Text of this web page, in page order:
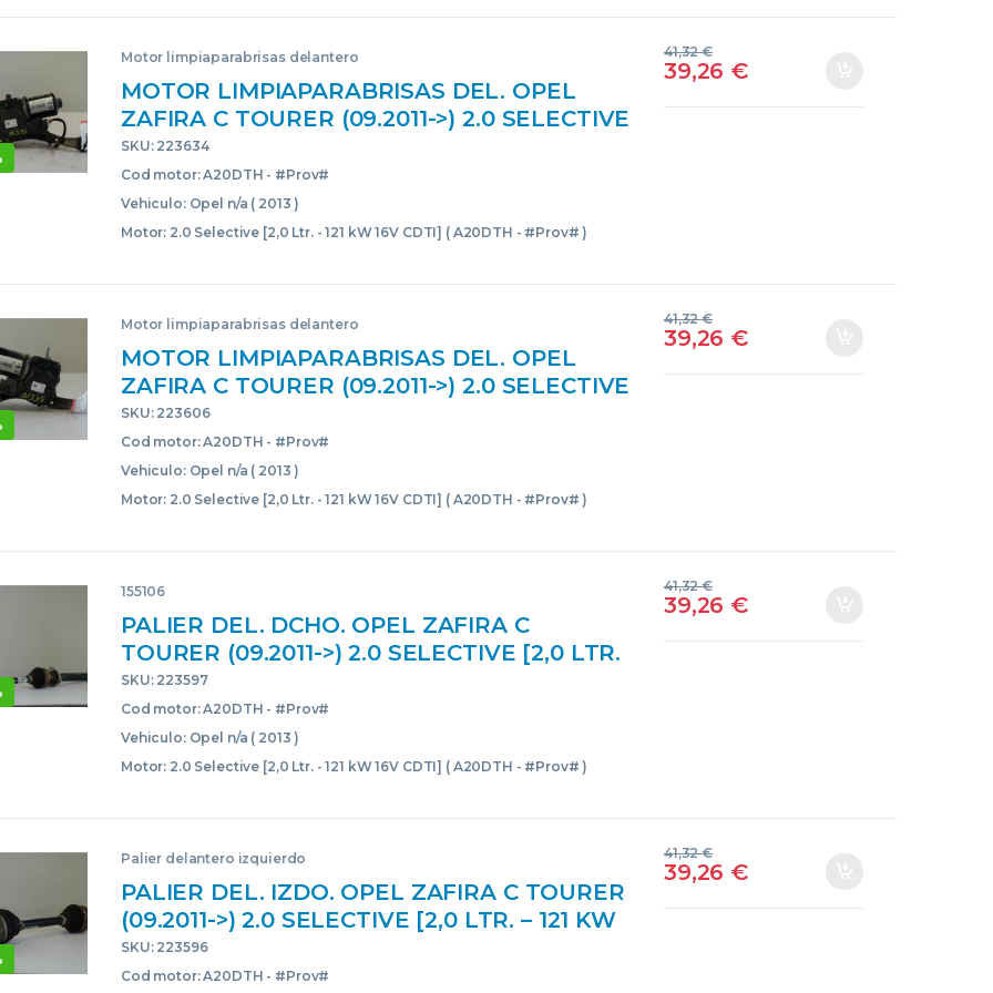
Motor limpiaparabrisas delantero
MOTOR LIMPIAPARABRISAS DEL. OPEL
ZAFIRA C TOURER (09.2011->) 2.0 SELECTIVE
[2,0 LTR. – 121 KW 16V CDTI] A20DTH –
#PROV# A20DTHPROV W000027364
NEGRO DELANTERAS DELANTEROS
SKU: 223634
Cod motor: A20DTH - #Prov#
Vehiculo: Opel n/a ( 2013 )
Motor: 2.0 Selective [2,0 Ltr. - 121 kW 16V CDTI] ( A20DTH - #Prov# )
39,26 €
41,32€
Motor limpiaparabrisas delantero
MOTOR LIMPIAPARABRISAS DEL. OPEL
ZAFIRA C TOURER (09.2011->) 2.0 SELECTIVE
[2,0 LTR. – 121 KW 16V CDTI] A20DTH –
#PROV# A20DTHPROV W000027365
NEGRO DELANTERAS DELANTEROS
SKU: 223606
Cod motor: A20DTH - #Prov#
Vehiculo: Opel n/a ( 2013 )
Motor: 2.0 Selective [2,0 Ltr. - 121 kW 16V CDTI] ( A20DTH - #Prov# )
39,26 €
41,32€
155106
PALIER DEL. DCHO. OPEL ZAFIRA C
TOURER (09.2011->) 2.0 SELECTIVE [2,0 LTR.
– 121 KW 16V CDTI] A20DTH – #PROV#
A20DTHPROV 10239823 NEGRO CARDAN
DELANTERO DERECHO TRASMISION
SKU: 223597
Cod motor: A20DTH - #Prov#
Vehiculo: Opel n/a ( 2013 )
Motor: 2.0 Selective [2,0 Ltr. - 121 kW 16V CDTI] ( A20DTH - #Prov# )
39,26 €
41,32€
Palier delantero izquierdo
PALIER DEL. IZDO. OPEL ZAFIRA C TOURER
(09.2011->) 2.0 SELECTIVE [2,0 LTR. – 121 KW
16V CDTI] A20DTH – #PROV# A20DTHPROV
10239820 NEGRO DELANTERA IZQUIERDO
SKU: 223596
Cod motor: A20DTH - #Prov#
39,26 €
41,32€